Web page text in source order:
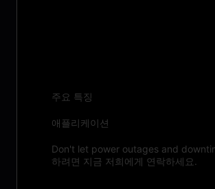
주요 특징
애플리케이션
Don't let power outages and
하려면 지금 저희에게 연락하세요.